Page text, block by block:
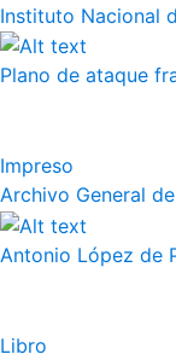
Instituto Nacional
Plano de ataque
Impreso
Archivo General
Antonio López de
Libro